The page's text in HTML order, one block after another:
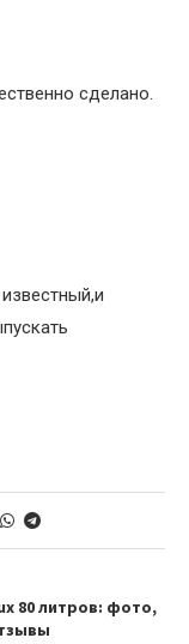
сделано.
80 литров: фото,